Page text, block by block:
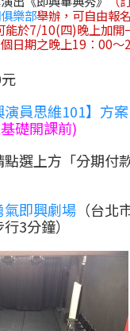
樂部舉辦，可自由報
能於7/10(四)晚上加開
日期之晚上19：00～
演員思維101】方
礎開課前)
點選上方「分期付
氣即興劇場 （台
3分鐘）